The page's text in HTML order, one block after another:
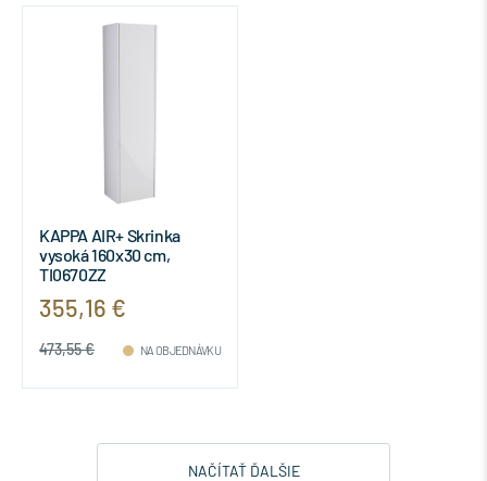
KAPPA AIR+ Skrinka
vysoká 160x30 cm,
TI0670ZZ
355,16 €
473,55 € NA OBJEDNÁVKU
NAČÍTAŤ ĎALŠIE